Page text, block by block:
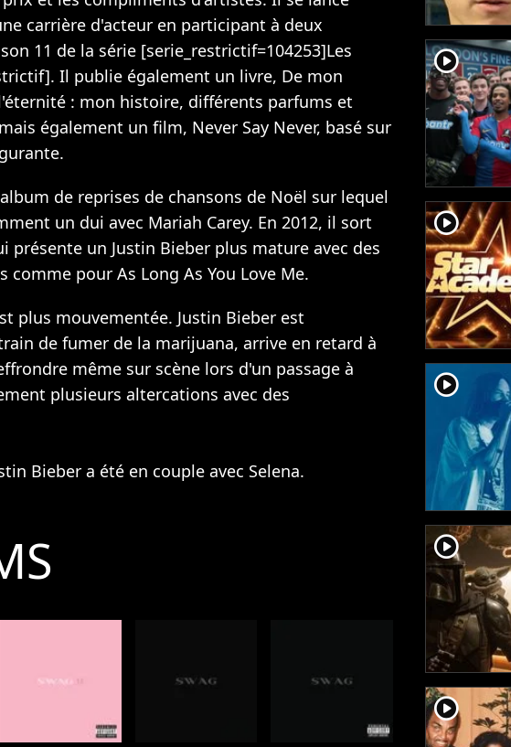
carrière d'acteur en participant à deux
11 de la série [serie_restrictif=104253]Les
Il publie également un livre, De mon
: mon histoire, différents parfums et
également un film, Never Say Never, basé sur
de reprises de chansons de Noël sur lequel
un dui avec Mariah Carey. En 2012, il sort
présente un Justin Bieber plus mature avec des
comme pour As Long As You Love Me.
plus mouvementée. Justin Bieber est
de fumer de la marijuana, arrive en retard à
même sur scène lors d'un passage à
plusieurs altercations avec des
Bieber a été en couple avec Selena.
player2
player2
player2
player2
player2